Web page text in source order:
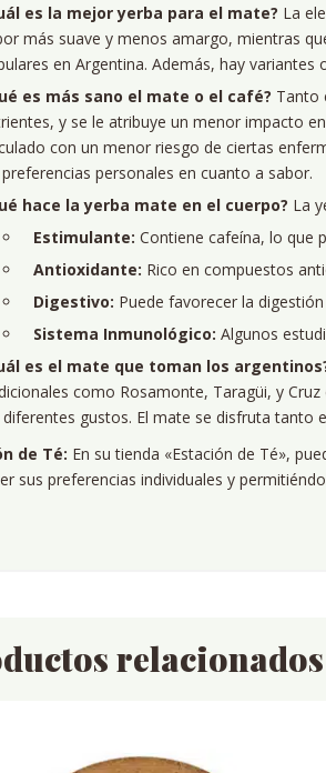
es la mejor yerba para el mate? La
más suave y menos amargo, mientras
en Argentina. Además, hay
es más sano el mate o el café? Tanto
y se le atribuye un menor impacto
con un menor riesgo de ciertas
personales en cuanto a sabor.
hace la yerba mate en el cuerpo? La
Estimulante: Contiene cafeína, lo que
Antioxidante: Rico en compuestos
Digestivo: Puede favorecer la
Sistema Inmunológico: Algunos
es el mate que toman los
como Rosamonte, Taragüi, y
gustos. El mate se disfruta tanto
de Té: En su tienda «Estación de Té»,
sus preferencias individuales y
relacionados